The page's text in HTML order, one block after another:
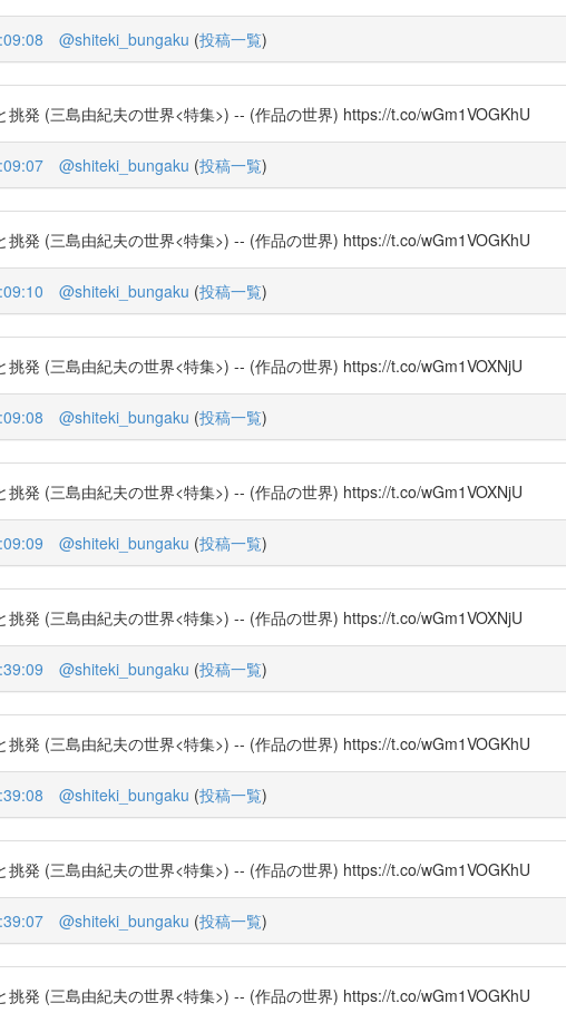
@shiteki_bungaku (投稿一覧)
挑発 (三島由紀夫の世界<特集>) -- (作品の世界) https://t.co/wGm1VOGKhU
@shiteki_bungaku (投稿一覧)
挑発 (三島由紀夫の世界<特集>) -- (作品の世界) https://t.co/wGm1VOGKhU
@shiteki_bungaku (投稿一覧)
挑発 (三島由紀夫の世界<特集>) -- (作品の世界) https://t.co/wGm1VOXNjU
@shiteki_bungaku (投稿一覧)
挑発 (三島由紀夫の世界<特集>) -- (作品の世界) https://t.co/wGm1VOXNjU
@shiteki_bungaku (投稿一覧)
挑発 (三島由紀夫の世界<特集>) -- (作品の世界) https://t.co/wGm1VOXNjU
@shiteki_bungaku (投稿一覧)
挑発 (三島由紀夫の世界<特集>) -- (作品の世界) https://t.co/wGm1VOGKhU
@shiteki_bungaku (投稿一覧)
挑発 (三島由紀夫の世界<特集>) -- (作品の世界) https://t.co/wGm1VOGKhU
@shiteki_bungaku (投稿一覧)
挑発 (三島由紀夫の世界<特集>) -- (作品の世界) https://t.co/wGm1VOGKhU